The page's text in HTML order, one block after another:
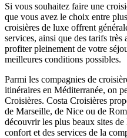
Si vous souhaitez faire une
que vous avez le choix entre
croisières de luxe offrent
services, ainsi que des tarifs
profiter pleinement de votre
meilleures conditions possibles.
Parmi les compagnies de
itinéraires en Méditerranée, on
Croisières. Costa Croisières
de Marseille, de Nice ou de
découvrir les plus beaux sites
confort et des services de la